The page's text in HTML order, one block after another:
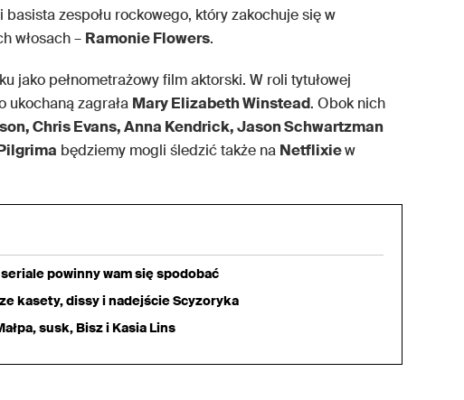
basista zespołu rockowego, który zakochuje się w
włosach – Ramonie Flowers.
jako pełnometrażowy film aktorski. W roli tytułowej
ukochaną zagrała Mary Elizabeth Winstead. Obok nich
Chris Evans, Anna Kendrick, Jason Schwartzman
będziemy mogli śledzić także na Netflixiew
powinny wam się spodobać
kasety, dissy i nadejście Scyzoryka
susk, Bisz i Kasia Lins